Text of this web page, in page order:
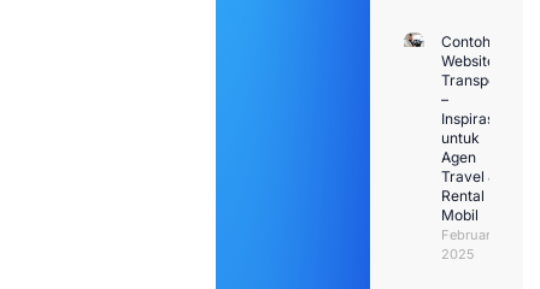
Contoh
Website
Transport
–
Inspirasi
untuk
Agen
Travel &
Rental
Mobil
Februari 1,
2025